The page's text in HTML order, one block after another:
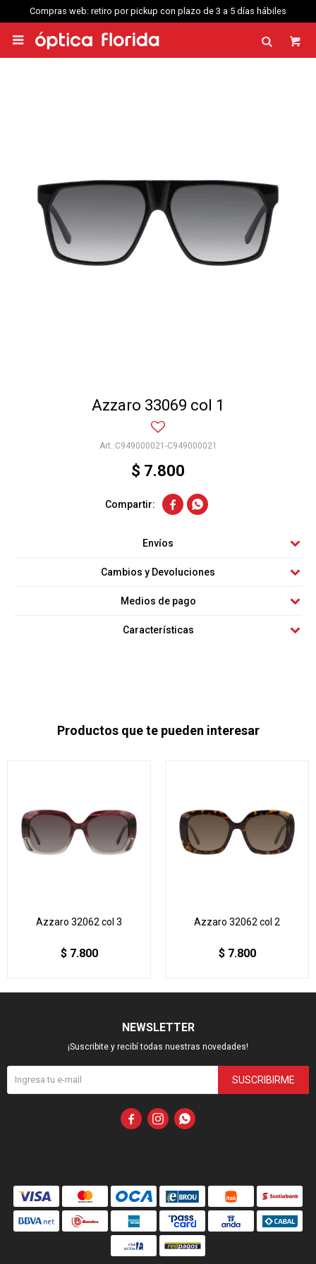
Compras web: retiro por pickup con plazo de 3 a 5 días hábiles

Azzaro 33069 col 1
C949000021-C949000021
$ 7.800
 
Envíos
Cambios y Devoluciones
Medios de pago
Características
Productos que te pueden interesar
Azzaro 32062 col 3
$ 7.800
Azzaro 32062 col 2
$ 7.800
NEWSLETTER
¡Suscribite y recibí todas nuestras novedades!
SUSCRIBIRME
  